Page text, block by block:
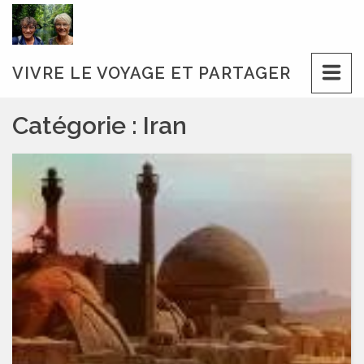
Skip
content
VIVRE LE VOYAGE ET PARTAGER
Catégorie : Iran